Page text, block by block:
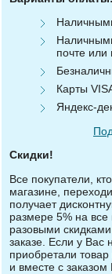
почте или
Карты
Яндекс-
Скидки!
Все покупатели,
магазине,
получает
размере 5% на
разовыми
заказе. Если у Вас
приобретали
и вместе с заказом